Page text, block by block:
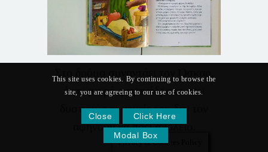
Στο δρόμο συναντάει τον Όσκαρ,
έναν μικρό φαγανόδρακο που
δυστυχώς οι γονείς του δεν τον
αφήνουν να πάει σχολείο.
This site uses cookies. By continuing to browse the
site, you are agreeing to our use of cookies.
Close
Click Here
Modal Box
Privacy & Cookies Policy